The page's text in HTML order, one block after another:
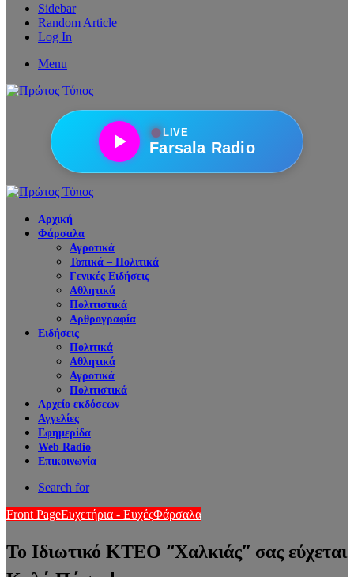
Sidebar
Random Article
Log In
Menu
●LIVE
Farsala Radio
Αρχική
Φάρσαλα
Αγροτικά
Τοπικά – Πολιτικά
Γενικές Ειδήσεις
Αθλητικά
Πολιτιστικά
Αρθρογραφία
Ειδήσεις
Πολιτικά
Αθλητικά
Αγροτικά
Πολιτιστικά
Αρχείο εκδόσεων
Αγγελίες
Εφημερίδα
Web Radio
Επικοινωνία
Search for
Front PageΕυχετήρια - ΕυχέςΦάρσαλα
Το Ιδιωτικό ΚΤΕΟ “Χαλκιάς” σας εύχεται